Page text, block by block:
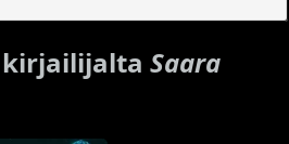
kirjailijaltaSaara